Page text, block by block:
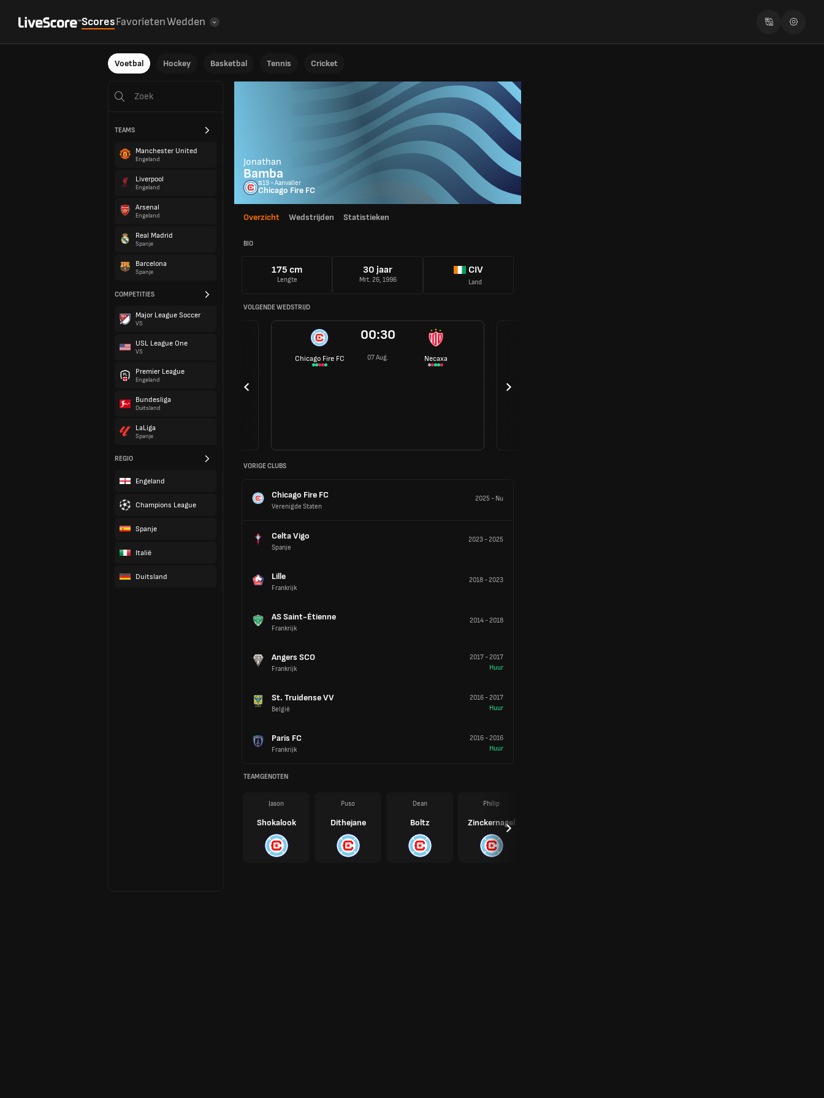
ScoresFavorietenWedden
Voetbal Hockey Basketbal Tennis Cricket
TEAMS
Manchester United
Engeland
Liverpool
Engeland
Arsenal
Engeland
Real Madrid
Spanje
Barcelona
Spanje
COMPETITIES
Major League Soccer
VS
USL League One
VS
Premier League
Engeland
Bundesliga
Duitsland
LaLiga
Spanje
REGIO
Engeland
Champions League
Spanje
Italië
Duitsland
Jonathan
Bamba
#19 - Aanvaller
Chicago Fire FC
Overzicht Wedstrijden Statistieken
BIO
175 cm
Lengte
30 jaar
Mrt. 26, 1996
CIV
Land
VOLGENDE WEDSTRIJD
Chicago Fire FC
00:30
07 Aug. Necaxa
VORIGE CLUBS
Chicago Fire FC
Verenigde Staten
2025 - Nu
Celta Vigo
Spanje
2023-2025
Lille
Frankrijk
2018-2023
AS Saint-Étienne
Frankrijk
2014-2018
Angers SCO
Frankrijk
2017-2017
Huur
St. Truidense VV
België
2016-2017
Huur
Paris FC
Frankrijk
2016-2016
Huur
TEAMGENOTEN
Jason
Shokalook
Puso
Dithejane
Dean
Boltz
Philip
Zinckernagel